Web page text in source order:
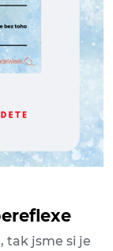
tak jsme si je